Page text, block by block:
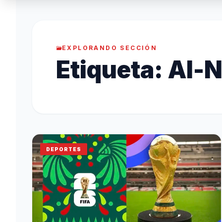
EXPLORANDO SECCIÓN
Etiqueta: Al-
DEPORTES